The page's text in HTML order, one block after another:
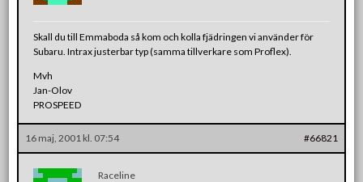
Skall du till Emmaboda så kom och kolla fjädringen vi använder för
Subaru. Intrax justerbar typ (samma tillverkare som Proflex).
Mvh
Jan-Olov
PROSPEED
16 maj, 2001 kl. 07:54 #66821
Raceline